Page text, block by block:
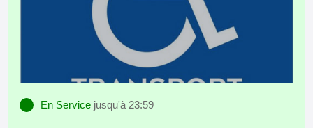
En Service jusqu'à 23:59